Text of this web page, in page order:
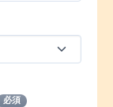
必須